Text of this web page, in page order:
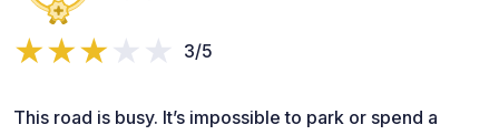
3/5
This road is busy. It’s impossible to park or spend a